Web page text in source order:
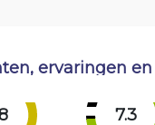
ervaringen
7.3